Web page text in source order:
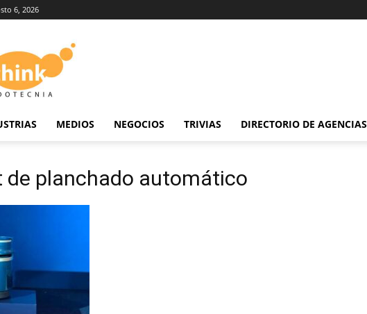
6, 2026
MEDIOS NEGOCIOS TRIVIAS DIRECTORIO DE AGENCIAS
de planchado automático